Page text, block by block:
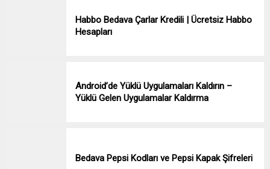
Habbo Bedava Çarlar Kredili | Ücretsiz Habbo
Hesapları
Android’de Yüklü Uygulamaları Kaldırın –
Yüklü Gelen Uygulamalar Kaldırma
Bedava Pepsi Kodları ve Pepsi Kapak Şifreleri